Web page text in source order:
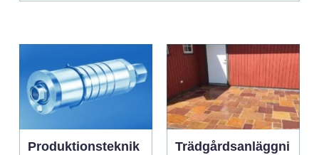
Produktionsteknik
Trädgårdsanläggni